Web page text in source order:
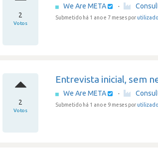
2
Votos
We Are META ·
Submetido há 1 ano e 7 meses por
2
Votos
Entrevista inicial, sem
We Are META ·
Submetido há 1 ano e 9 meses por